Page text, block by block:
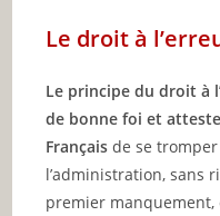
Le droit à
Le principe du droit à
de bonne foi et
Français de se
l’administration, sans
premier